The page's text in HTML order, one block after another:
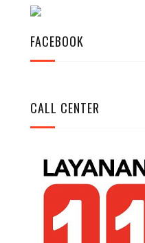
FACEBOOK
CALL CENTER